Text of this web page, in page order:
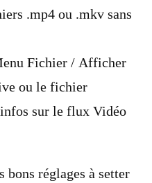
.mp4 ou .mkv sans
Fichier / Afficher
ou le fichier
sur le flux Vidéo
bons réglages à setter